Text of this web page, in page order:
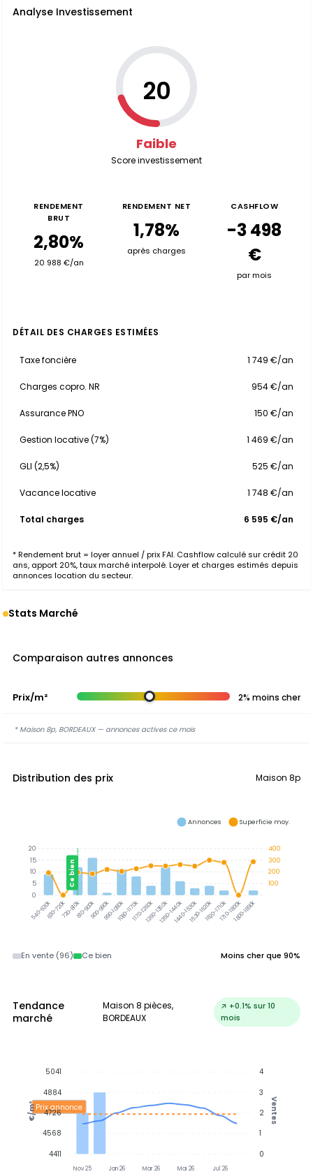
Analyse Investissement
20
Faible
Score investissement
RENDEMENT
BRUT
2,80%
20 988 €/an
RENDEMENT NET
1,78%
après charges
CASHFLOW
-3 498
€
par mois
DÉTAIL DES CHARGES ESTIMÉES
Taxe foncière 1 749 €/an
Charges copro. NR 954 €/an
Assurance PNO 150 €/an
Gestion locative (7%) 1 469 €/an
GLI (2,5%) 525 €/an
Vacance locative 1 748 €/an
Total charges 6 595 €/an
* Rendement brut = loyer annuel / prix FAI. Cashflow calculé sur crédit 20
ans, apport 20%, taux marché interpolé. Loyer et charges estimés depuis
annonces location du secteur.
Stats Marché
Comparaison autres annonces
Prix/m² 2% moins cher
* Maison 8p, BORDEAUX — annonces actives ce mois
Distribution des prix Maison 8p
540-630k630-720k720-810k810-900k900-990k990-1080k1080-1170k1170-1260k1260-1350k1350-1440k1440-1530k1530-1620k1620-1710k1710-1800k1800-1890k
Ce bien
400
300
200
100
20
15
10
5
0
Annonces Superficie moy.
En vente (96) Ce bien Moins cher que 90%
Tendance
marché
Maison 8 pièces,
BORDEAUX
↗ +0.1% sur 10
mois
Nov 25 Jan 26 Mar 26 Mai 26 Jul 26
Prix annonce
4
3
2
1
0
Ventes
5041
4884
4726
4568
4411
€/m²